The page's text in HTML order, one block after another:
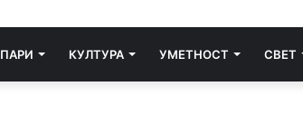
ПАРИ КУЛТУРА УМЕТНОСТ СВЕТ